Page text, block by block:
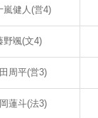
嵐健人(営4)
野颯(文4)
周平(営3)
蓮斗(法3)